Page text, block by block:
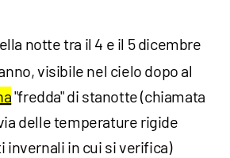
notte tra il 4 e il 5 dicembre
visibile nel cielo dopo al
"fredda" di stanotte (chiamata
delle temperature rigide
in cui si verifica)